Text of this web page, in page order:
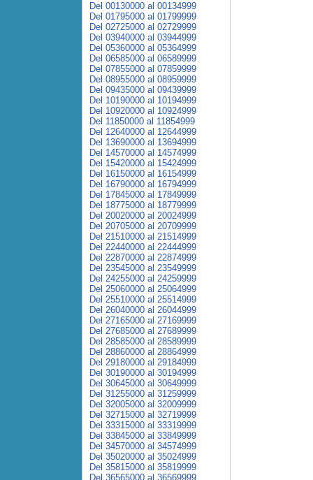
Del 00130000 al 00134999
Del 01795000 al 01799999
Del 02725000 al 02729999
Del 03940000 al 03944999
Del 05360000 al 05364999
Del 06585000 al 06589999
Del 07855000 al 07859999
Del 08955000 al 08959999
Del 09435000 al 09439999
Del 10190000 al 10194999
Del 10920000 al 10924999
Del 11850000 al 11854999
Del 12640000 al 12644999
Del 13690000 al 13694999
Del 14570000 al 14574999
Del 15420000 al 15424999
Del 16150000 al 16154999
Del 16790000 al 16794999
Del 17845000 al 17849999
Del 18775000 al 18779999
Del 20020000 al 20024999
Del 20705000 al 20709999
Del 21510000 al 21514999
Del 22440000 al 22444999
Del 22870000 al 22874999
Del 23545000 al 23549999
Del 24255000 al 24259999
Del 25060000 al 25064999
Del 25510000 al 25514999
Del 26040000 al 26044999
Del 27165000 al 27169999
Del 27685000 al 27689999
Del 28585000 al 28589999
Del 28860000 al 28864999
Del 29180000 al 29184999
Del 30190000 al 30194999
Del 30645000 al 30649999
Del 31255000 al 31259999
Del 32005000 al 32009999
Del 32715000 al 32719999
Del 33315000 al 33319999
Del 33845000 al 33849999
Del 34570000 al 34574999
Del 35020000 al 35024999
Del 35815000 al 35819999
Del 36565000 al 36569999